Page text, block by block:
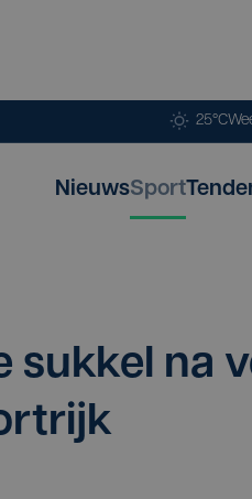
25°C
NieuwsSport
suk­kel na